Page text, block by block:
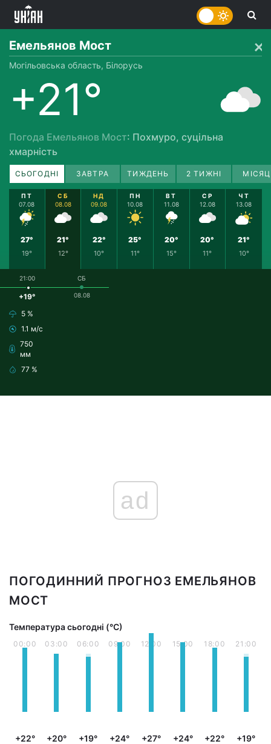
Емельянов Мост
Могільовська область, Білорусь
+21°
Погода Емельянов Мост: Похмуро, суцільна
хмарність
СЬОГОДНІ ЗАВТРА ТИЖДЕНЬ 2 ТИЖНІ
ПТ
07.08
27°
19°
СБ
08.08
21°
12°
НД
09.08
22°
10°
ПН
10.08
25°
11°
ВТ
11.08
20°
15°
СР
12.08
20°
11°
ЧТ
13.08
21°
10°
21:00
+19°
5 %
1.1 м/с
750
мм
77 %
СБ
08.08
ad
ПОГОДИННИЙ ПРОГНОЗ ЕМЕЛЬЯНОВ
МОСТ
Температура сьогодні (°С)
00:00
+22°
03:00
+20°
06:00
+19°
09:00
+24°
12:00
+27°
15:00
+24°
18:00
+22°
21:00
+19°